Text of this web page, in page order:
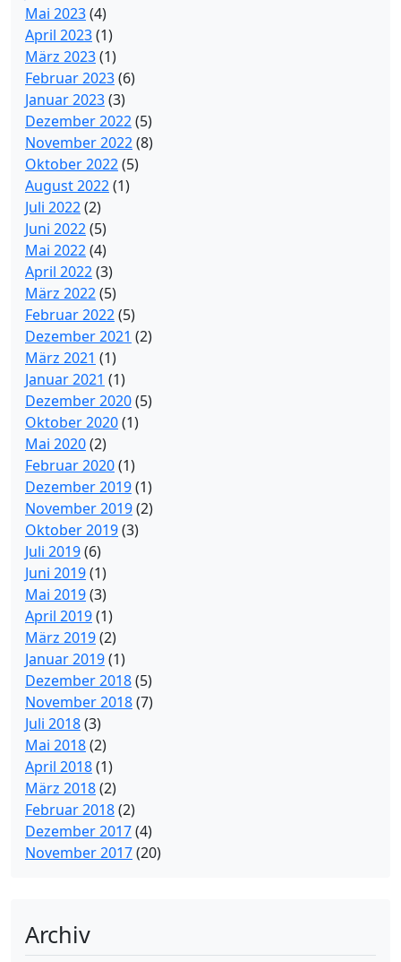
Mai 2023(4)
April 2023(1)
März 2023(1)
Februar 2023(6)
Januar 2023(3)
Dezember 2022(5)
November 2022(8)
Oktober 2022(5)
August 2022(1)
Juli 2022(2)
Juni 2022(5)
Mai 2022(4)
April 2022(3)
März 2022(5)
Februar 2022(5)
Dezember 2021 (2)
März 2021 (1)
Januar 2021 (1)
Dezember 2020(5)
Oktober 2020(1)
Mai 2020(2)
Februar 2020(1)
Dezember 2019(1)
November 2019(2)
Oktober 2019(3)
Juli 2019(6)
Juni 2019(1)
Mai 2019(3)
April 2019(1)
März 2019(2)
Januar 2019(1)
Dezember 2018(5)
November 2018(7)
Juli 2018(3)
Mai 2018(2)
April 2018(1)
März 2018(2)
Februar 2018(2)
Dezember 2017(4)
November 2017(20)
Archiv